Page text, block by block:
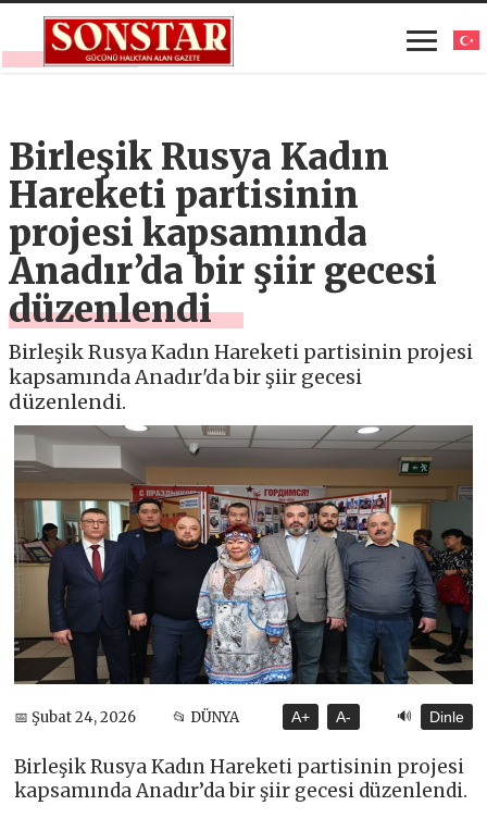
Birleşik Rusya Kadın
Hareketi partisinin
projesi kapsamında
Anadır’da bir şiir gecesi
düzenlendi
Birleşik Rusya Kadın Hareketi partisinin projesi
kapsamında Anadır'da bir şiir gecesi
düzenlendi.
📅 Şubat 24, 2026 📂 DÜNYA A+ A- 🔊 Dinle
Birleşik Rusya Kadın Hareketi partisinin projesi
kapsamında Anadır’da bir şiir gecesi düzenlendi.